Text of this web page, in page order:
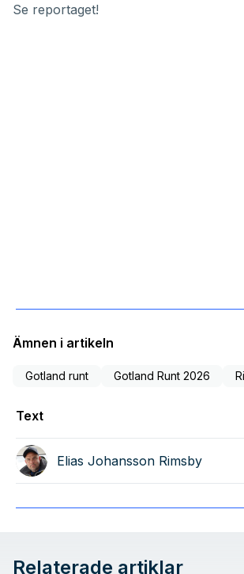
Se reportaget!
Ämnen i artikeln
Gotland runt Gotland Runt 2026
Text
Elias Johansson Rimsby
Relaterade artiklar